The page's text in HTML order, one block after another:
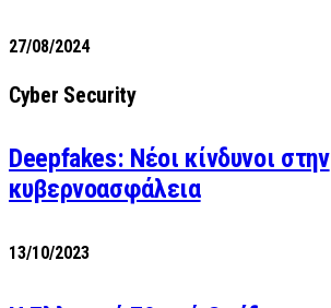
27/08/2024
Cyber Security
Deepfakes: Νέοι κίνδυνοι στην
κυβερνοασφάλεια
13/10/2023